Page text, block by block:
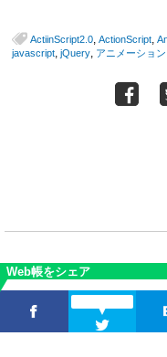
ActiinScript2.0, ActionScript,
javascript, jQuery, アニメーション
Web帳をシェア